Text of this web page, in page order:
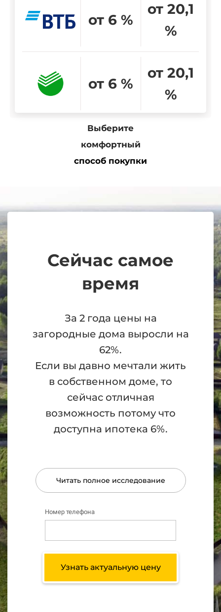
от 6 %
от 20,1
%
от 6 %
от 20,1
%
Выберите
комфортный
способ покупки
Сейчас самое
время
За 2 года цены на
загородные дома выросли на
62%.
Если вы давно мечтали жить
в собственном доме, то
сейчас отличная
возможность потому что
доступна ипотека 6%.
Читать полное исследование
Номер телефона
Узнать актуальную цену